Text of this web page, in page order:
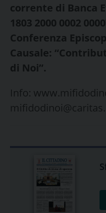
corrente di Banca
1803 2000 0002
Conferenza
Causale:
di Noi”.
Info: